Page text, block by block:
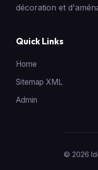
décoration et
Quick Links
Home
Sitemap XML
Admin
© 2026